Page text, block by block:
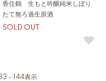
香住鶴 生もと吟醸純米しぼり
たて無ろ過生原酒
SOLD OUT
- 144表示